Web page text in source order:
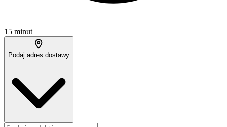
15 minut
Podaj adres dostawy